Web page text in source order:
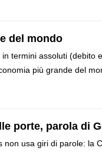
del mondo
termini assoluti
più grande del
porte, parola di
usa giri di parole: la